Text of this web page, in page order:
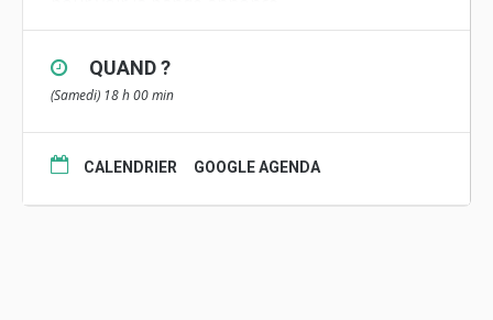
Alexis Presse est une légende, l’histoire de
QUAND ?
(Samedi) 18 h 00 min
CALENDRIER GOOGLE AGENDA